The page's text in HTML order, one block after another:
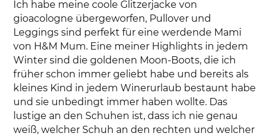
Ich habe meine coole Glitzerjacke von
gioacologne übergeworfen, Pullover und
Leggings sind perfekt für eine werdende Mami
von H&M Mum. Eine meiner Highlights in jedem
Winter sind die goldenen Moon-Boots, die ich
früher schon immer geliebt habe und bereits als
kleines Kind in jedem Winerurlaub bestaunt habe
und sie unbedingt immer haben wollte. Das
lustige an den Schuhen ist, dass ich nie genau
weiß, welcher Schuh an den rechten und welcher